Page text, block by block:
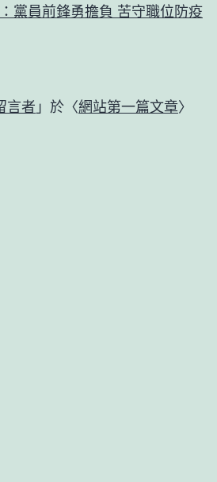
黨員前鋒勇擔負 苦守職位防疫
言者 」於〈網站第一篇文章〉